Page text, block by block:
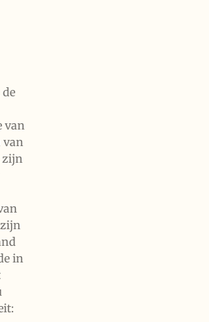
van
van
zijn
zijn
in